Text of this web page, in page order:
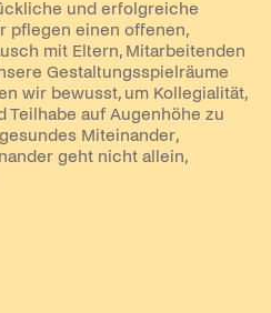
und erfolgreiche
pflegen einen offenen,
mit Eltern, Mitarbeitenden
Gestaltungsspielräume
wir bewusst, um Kollegialität,
Teilhabe auf Augenhöhe zu
Miteinander,
geht nicht allein,